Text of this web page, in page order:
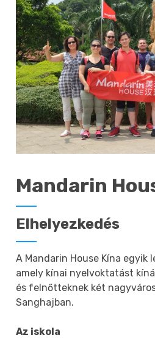
Mandarin
Elhelyezkedés
A Mandarin House Kína egyik
amely kínai nyelvoktatást
és felnőtteknek két
Sanghajban.
Az iskola